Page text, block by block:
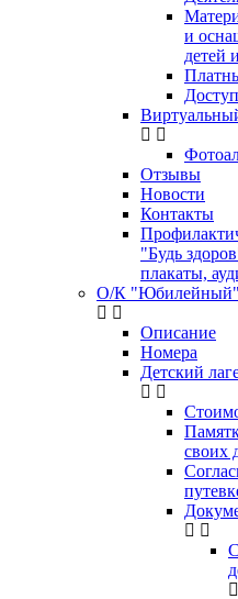
и
детей
Отзывы
Новости
Контакты
"Будь
плакаты,
О/К "Юбилейный"
Описание
Номера
Детский
своих